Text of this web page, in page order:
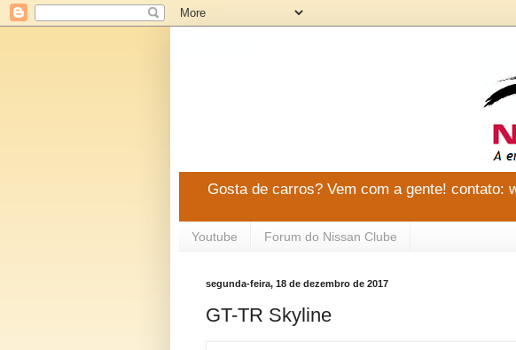
Gosta de carros? Vem com a gente! contato:
Youtube Forum do Nissan Clube
segunda-feira, 18 de dezembro de 2017
GT-TR Skyline